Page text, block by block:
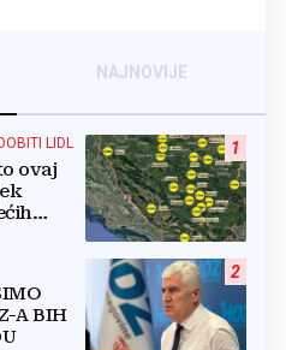
NAJNOVIJE
1
LIDL
ovaj
2
A BIH